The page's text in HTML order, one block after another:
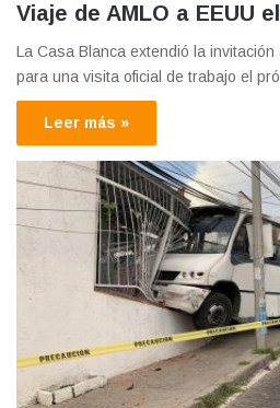
Viaje de AMLO a EEUU
La Casa Blanca extendió la
para una visita oficial de trabajo el
Leer más »